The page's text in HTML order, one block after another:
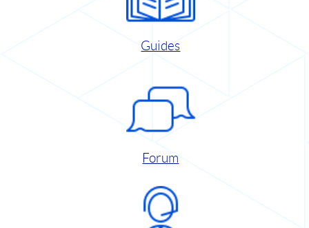
Guides
Forum